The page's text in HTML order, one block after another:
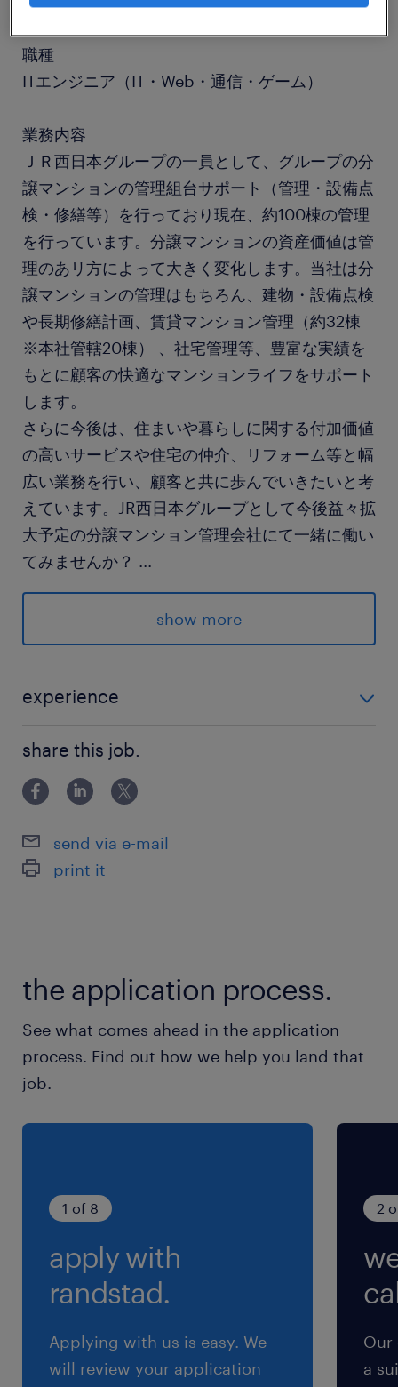
職種
ITエンジニア（IT・Web・通信・ゲーム）
業務内容
ＪＲ西日本グループの一員として、グループの分
譲マンションの管理組台サポート（管理・設備点
検・修繕等）を行っており現在、約100棟の管理
を行っています。分譲マンションの資産価値は管
理のあリ方によって大きく変化します。当社は分
譲マンションの管理はもちろん、建物・設備点検
や長期修繕計画、賃貸マンション管理（約32棟
※本社管轄20棟） 、社宅管理等、豊富な実績を
もとに顧客の快適なマンションライフをサポート
します。
さらに今後は、住まいや暮らしに関する付加価値
の高いサービスや住宅の仲介、リフォーム等と幅
広い業務を行い、顧客と共に歩んでいきたいと考
えています。JR西日本グループとして今後益々拡
大予定の分譲マンション管理会社にて一緒に働い
てみませんか？ ...
■必須要件：システムに苦手意識のない方
健康保険 厚生年金保険 雇用保険
待遇・福利厚生
養家族2千円）、人間ドック助成金（本人4万
円、配偶者2万円）、リロクラブ、社内レクリエ
休日休暇
122日／年 有給休暇（初年度10日、最大20日、
入社から6か月後付与）、年末年始休暇、設立記
念日、慶弔休暇、入社時特別休暇3日、産休育休
（男性育休取得実績有り）
年収340 ～ 380万円
賞与
有り（年間2回）
雇用期間
期間の定めなし
show more
experience
社内SE経験
share this job.
send via e-mail
print it
the application process.
See what comes ahead in the application
process. Find out how we help you land that
job.
1 of 8
apply with
randstad.
Applying with us is easy. We
will review your application
2
Our
a